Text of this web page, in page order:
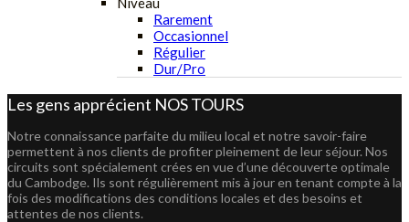
Rarement
Occasionnel
Régulier
Dur/Pro
Les gens apprécient NOS TOURS
Notre connaissance parfaite du milieu local et notre savoir-faire
permettent à nos clients de profiter pleinement de leur séjour. Nos
circuits sont spécialement crées en vue d’une découverte optimale
du Cambodge. Ils sont régulièrement mis à jour en tenant compte à la
fois des modifications des conditions locales et des besoins et
attentes de nos clients.